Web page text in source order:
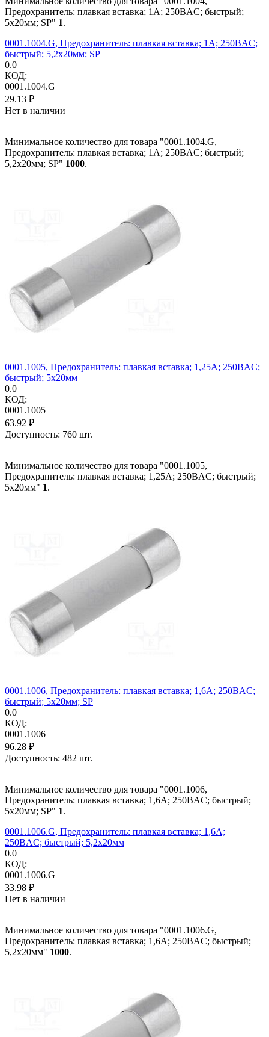
Предохранитель: плавкая вставка; 1А; 250ВAC; быстрый;
5x20мм; SP" 1.
0001.1004.G, Предохранитель: плавкая вставка; 1А; 250ВAC;
быстрый; 5,2x20мм; SP
0.0
КОД:
0001.1004.G
29.13 ₽
Нет в наличии
Минимальное количество для товара "0001.1004.G,
Предохранитель: плавкая вставка; 1А; 250ВAC; быстрый;
5,2x20мм; SP" 1000.
0001.1005, Предохранитель: плавкая вставка; 1,25А; 250ВAC;
быстрый; 5x20мм
0.0
КОД:
0001.1005
63.92 ₽
Доступность: 760 шт.
Минимальное количество для товара "0001.1005,
Предохранитель: плавкая вставка; 1,25А; 250ВAC; быстрый;
5x20мм" 1.
0001.1006, Предохранитель: плавкая вставка; 1,6А; 250ВAC;
быстрый; 5x20мм; SP
0.0
КОД:
0001.1006
96.28 ₽
Доступность: 482 шт.
Минимальное количество для товара "0001.1006,
Предохранитель: плавкая вставка; 1,6А; 250ВAC; быстрый;
5x20мм; SP" 1.
0001.1006.G, Предохранитель: плавкая вставка; 1,6А;
250ВAC; быстрый; 5,2x20мм
0.0
КОД:
0001.1006.G
33.98 ₽
Нет в наличии
Минимальное количество для товара "0001.1006.G,
Предохранитель: плавкая вставка; 1,6А; 250ВAC; быстрый;
5,2x20мм" 1000.